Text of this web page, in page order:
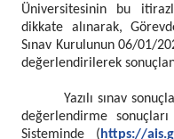
Üniversitesinin bu
dikkate alınarak,
Sınav Kurulunun 06/01/
değerlendirilerek
Yazılı sınav
değerlendirme
Sisteminde ( https://